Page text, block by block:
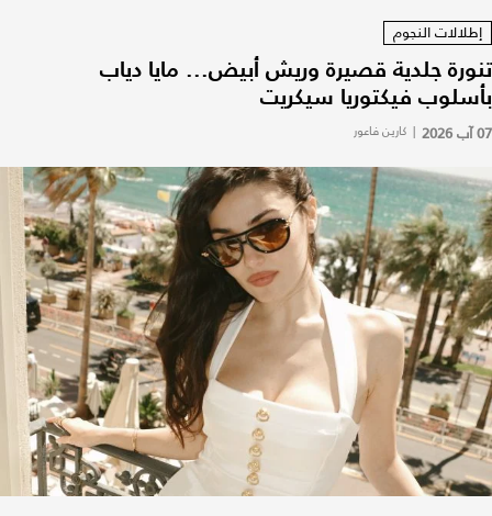
إطلالات النجوم
تنورة جلدية قصيرة وريش أبيض... مايا دياب
بأسلوب فيكتوريا سيكريت
07 آب 2026 | كارين فاعور